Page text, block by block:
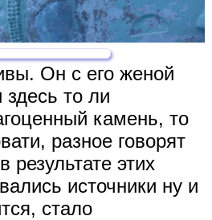
Он с его женой
здесь то ли
камень, то
разное говорят
результате этих
источники ну и
стало